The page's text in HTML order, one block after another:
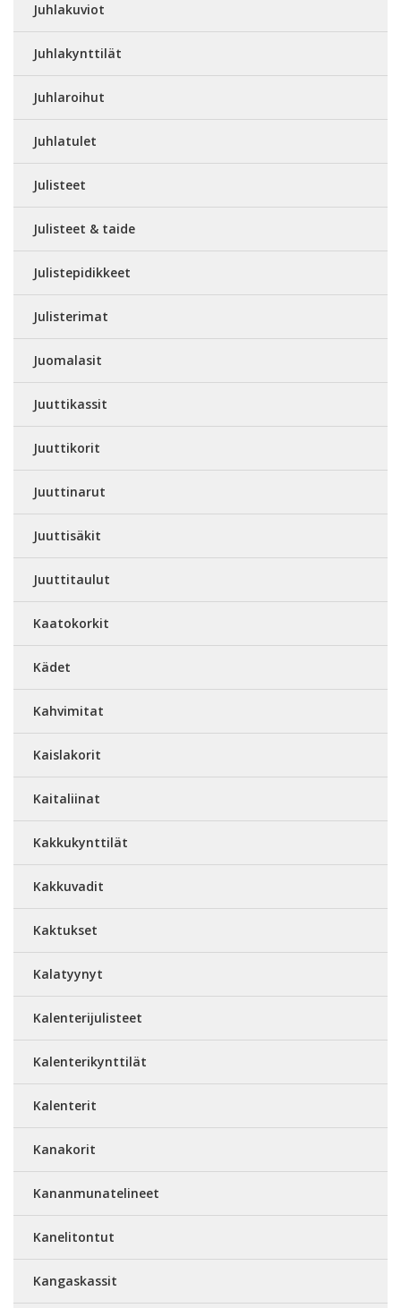
Juhlakuviot
Juhlakynttilät
Juhlaroihut
Juhlatulet
Julisteet
Julisteet & taide
Julistepidikkeet
Julisterimat
Juomalasit
Juuttikassit
Juuttikorit
Juuttinarut
Juuttisäkit
Juuttitaulut
Kaatokorkit
Kädet
Kahvimitat
Kaislakorit
Kaitaliinat
Kakkukynttilät
Kakkuvadit
Kaktukset
Kalatyynyt
Kalenterijulisteet
Kalenterikynttilät
Kalenterit
Kanakorit
Kananmunatelineet
Kanelitontut
Kangaskassit